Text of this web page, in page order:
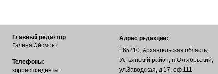
Главный редактор
Галина Эйсмонт
Телефоны:
корреспонденты:
Адрес редакции:
165210, Архангельская область,
Устьянский район, п.Октябрьский,
ул.Заводская, д.17, оф.111